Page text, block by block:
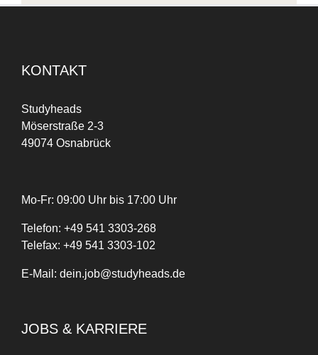
KONTAKT
Studyheads
Möserstraße 2-3
49074 Osnabrück
Mo-Fr: 09:00 Uhr bis 17:00 Uhr
Telefon: +49 541 3303-268
Telefax: +49 541 3303-102
E-Mail: dein.job@studyheads.de
JOBS & KARRIERE